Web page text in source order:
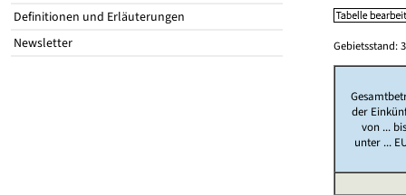
Definitionen und Erläuterungen
Newsletter
Gebietsstand:
der
von ...
unter ...